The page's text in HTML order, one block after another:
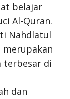
belajar
Al-Quran.
Nahdlatul
merupakan
terbesar di
dan